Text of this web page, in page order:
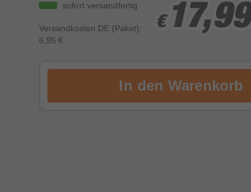
sofort versandfertig
Versandkosten DE (Paket):
6,95 €
€17,99
€17,99
€17,99